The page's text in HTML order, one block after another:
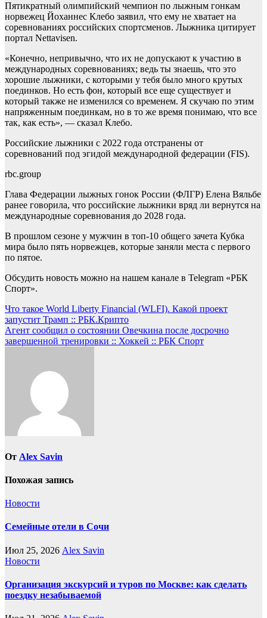
Пятикратный олимпийский чемпион по лыжным гонкам
норвежец Йоханнес Клебо заявил, что ему не хватает на
соревнованиях российских спортсменов. Лыжника цитирует
портал Nettavisen.
«Конечно, непривычно, что их не допускают к участию в
международных соревнованиях; ведь ты знаешь, что это
хорошие лыжники, с которыми у тебя было много крутых
поединков. Но есть фон, который все еще существует и
который также не изменился со временем. Я скучаю по этим
напряженным поединкам, но в то же время понимаю, что все
так, как есть», — сказал Клебо.
Российские лыжники с 2022 года отстранены от
соревнований под эгидой международной федерации (FIS).
rbc.group
Глава Федерации лыжных гонок России (ФЛГР) Елена Вяльбе
ранее говорила, что российские лыжники вряд ли вернутся на
международные соревнования до 2028 года.
В прошлом сезоне у мужчин в топ-10 общего зачета Кубка
мира было пять норвежцев, которые заняли места с первого
по пятое.
Обсудить новость можно на нашем канале в Telegram «РБК
Спорт».
Навигация
по
записям
Что такое World Liberty Financial (WLFI). Какой проект
запустит Трамп :: РБК.Крипто
Агент сообщил о состоянии Овечкина после досрочно
завершенной тренировки :: Хоккей :: РБК Спорт
От Alex Savin
Похожая запись
Новости
Семейные отели в Сочи
Июл 25, 2026 Alex Savin
Новости
Организация экскурсий и туров по Москве: как сделать
поездку незабываемой